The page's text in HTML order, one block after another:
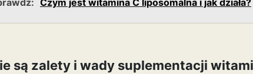
Czym jest witamina C liposomalna i jak działa?
są zalety i wady suplementacji